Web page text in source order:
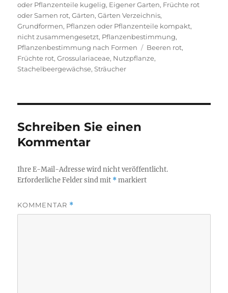
am
oder Pflanzenteile kugelig, Eigener Garten, Früchte rot
oder Samen rot,Gärten,Gärten Verzeichnis,
Grundformen, Pflanzen oder Pflanzenteile kompakt,
nicht zusammengesetzt, Pflanzenbestimmung,
Pflanzenbestimmung nach Formen
Schlagwörter
Beeren rot,
Früchte rot,Grossulariaceae, Nutzpflanze,
Stachelbeergewächse,Sträucher
Schreiben Sie einen
Kommentar
Ihre E-Mail-Adresse wird nicht veröffentlicht.
Erforderliche Felder sind mit *markiert
KOMMENTAR *